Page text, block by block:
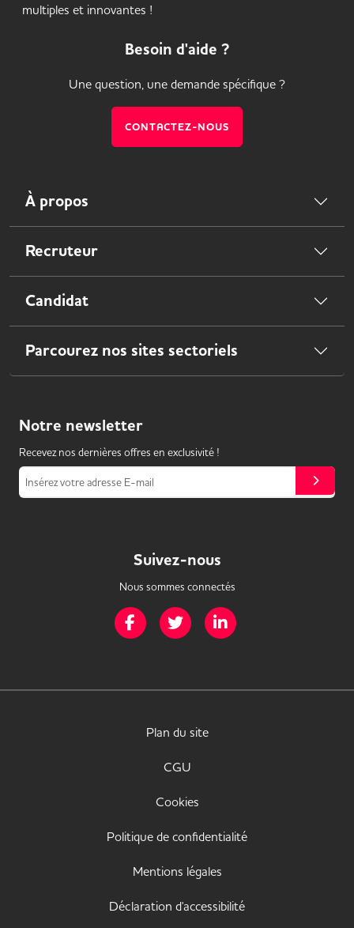
multiples et innovantes !
Besoin d'aide ?
Une question, une demande spécifique ?
CONTACTEZ-NOUS
À propos
Recruteur
Candidat
Parcourez nos sites sectoriels
Notre newsletter
Recevez nos dernières offres en exclusivité !
Insérez votre adresse E-mail
Suivez-nous
Nous sommes connectés
Page Facebook de Mission Handicap
Page Twitter de Mission Handicap
Plan du site
CGU
Cookies
Politique de confidentialité
Mentions légales
Déclaration d'accessibilité